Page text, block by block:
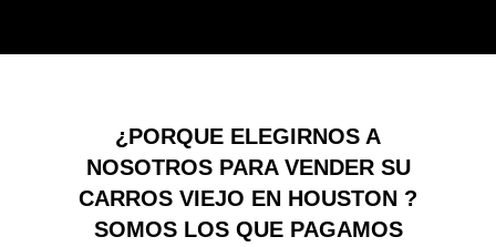
¿PORQUE ELEGIRNOS A
NOSOTROS PARA VENDER SU
CARROS VIEJO EN HOUSTON ?
SOMOS LOS QUE PAGAMOS